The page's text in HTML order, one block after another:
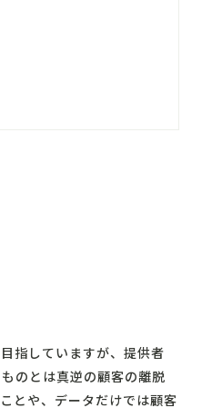
指していますが、提供者
のとは真逆の顧客の離脱
とや、データだけでは顧客